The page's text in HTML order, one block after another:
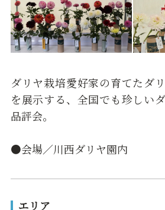
ダリヤ栽培愛好家の育てたダ
を展示する、全国でも珍しい
品評会。
●会場／川西ダリヤ園内
エリア